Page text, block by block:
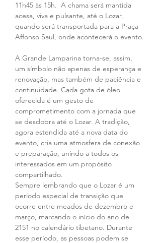
11h45 às 15h.  A chama será mantida
acesa, viva e pulsante, até o Lozar,
quando será transportada para a Praça
Affonso Saul, onde acontecerá o evento.
A Grande Lamparina torna-se, assim,
um símbolo não apenas de esperança e
renovação, mas também de paciência e
continuidade. Cada gota de óleo
oferecida é um gesto de
comprometimento com a jornada que
se desdobra até o Lozar. A tradição,
agora estendida até a nova data do
evento, cria uma atmosfera de conexão
e preparação, unindo a todos os
interessados em um propósito
compartilhado.
Sempre lembrando que o Lozar é um
período especial de transição que
ocorre entre meados de dezembro e
março, marcando o início do ano de
2151 no calendário tibetano. Durante
esse período, as pessoas podem se